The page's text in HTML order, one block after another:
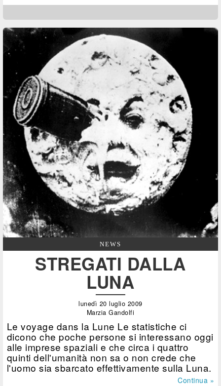
NEWS
STREGATI DALLA
LUNA
lunedì 20 luglio 2009
Marzia Gandolfi
Le voyage dans la Lune Le statistiche ci
dicono che poche persone si interessano oggi
alle imprese spaziali e che circa i quattro
quinti dell'umanità non sa o non crede che
l'uomo sia sbarcato effettivamente sulla Luna.
Continua »